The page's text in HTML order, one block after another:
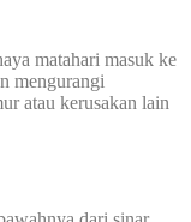
matahari masuk ke
mengurangi
atau kerusakan lain